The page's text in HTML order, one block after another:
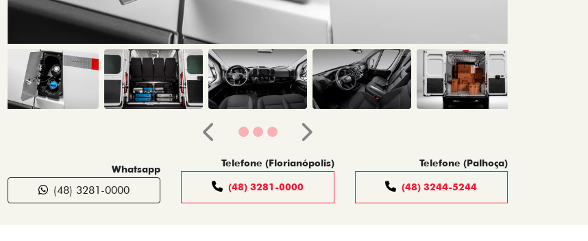
Anterior Próximo
Whatsapp
(48) 3281-0000
Telefone (Florianópolis)
(48) 3281-0000
Telefone (Palhoça)
(48) 3244-5244